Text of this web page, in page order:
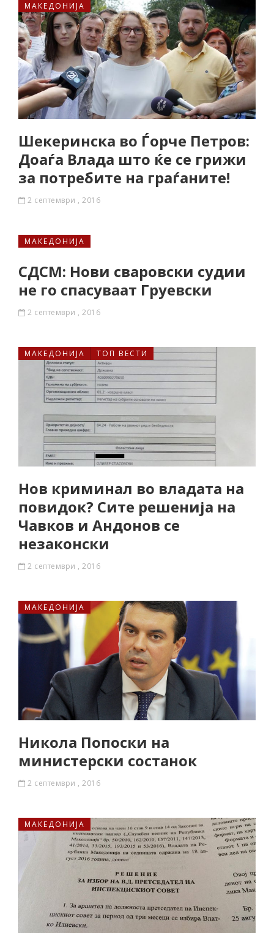
МАКЕДОНИЈА
Шекеринска во Ѓорче Петров:
Доаѓа Влада што ќе се грижи
за потребите на граѓаните!
2 септември , 2016
МАКЕДОНИЈА
СДСМ: Нови сваровски судии
не го спасуваат Груевски
2 септември , 2016
МАКЕДОНИЈА ТОП ВЕСТИ
Нов криминал во владата на
повидок? Сите решенија на
Чавков и Андонов се
незаконски
2 септември , 2016
МАКЕДОНИЈА
Никола Попоски на
министерски состанок
2 септември , 2016
МАКЕДОНИЈА